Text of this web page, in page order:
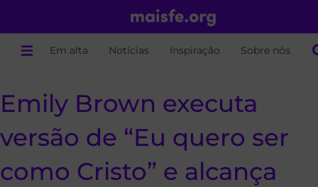
Em alta Notícias Inspiração Sobre nós
Emily Brown executa
versão de “Eu quero ser
como Cristo” e alcança